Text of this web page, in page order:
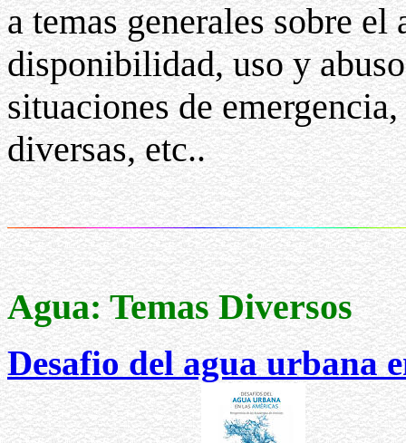
a temas generales sobre
disponibilidad, uso y
situaciones de
diversas, etc..
Agua: Temas Diversos
Desafio del agua urbana